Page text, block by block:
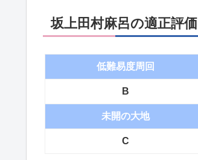
坂上田村麻呂の適正評価
低難易度周回
B
未開の大地
C